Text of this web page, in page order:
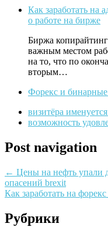
Как заработать на
о работе на бирже
Биржа
важным местом
на то, что по
вторым…
Форекс и
визитёра
возможность
Post navigation
← Цены на нефть упали
опасений brexit
Как заработать на
Рубрики